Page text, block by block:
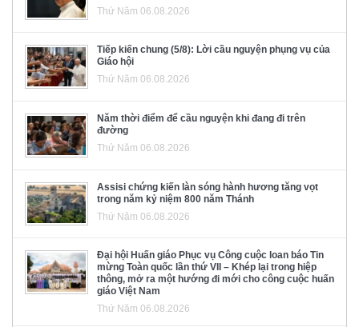
Thứ Năm 06.08.2026
Tiếp kiến chung (5/8): Lời cầu nguyện phụng vụ của
Giáo hội
Thứ Năm 06.08.2026
Năm thời điểm để cầu nguyện khi đang đi trên
đường
Thứ Năm 06.08.2026
Assisi chứng kiến làn sóng hành hương tăng vọt
trong năm kỷ niệm 800 năm Thánh
Thứ Năm 06.08.2026
Đại hội Huấn giáo Phục vụ Công cuộc loan báo Tin
mừng Toàn quốc lần thứ VII – Khép lại trong hiệp
thông, mở ra một hướng đi mới cho công cuộc huấn
giáo Việt Nam
Thứ Năm 06.08.2026